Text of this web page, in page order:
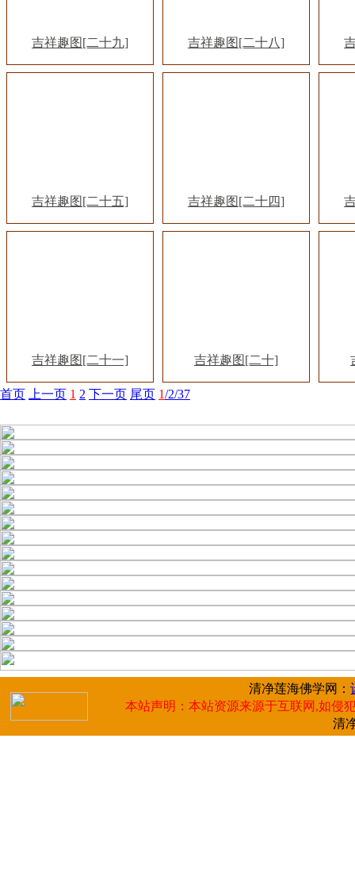
吉祥趣图[二十九] 吉祥趣图[二十八]
吉祥趣图[二十五] 吉祥趣图[二十四]
吉祥趣图[二十一] 吉祥趣图[二十]
首页 上一页 1 2 下一页 尾页 1/2/37
清净莲海佛学网：
本站声明：本站资源来源于互联网,如侵
清